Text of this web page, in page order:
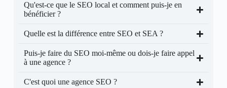
Qu'est-ce que le SEO local et comment puis-je en
bénéficier ?
Quelle est la différence entre SEO et SEA ?
Puis-je faire du SEO moi-même ou dois-je faire appel
à une agence ?
C'est quoi une agence SEO ?